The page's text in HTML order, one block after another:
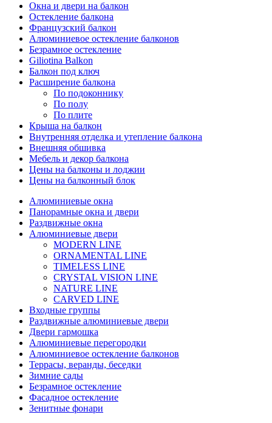
Окна и двери на балкон
Остекление балкона
Французский балкон
Алюминиевое остекление балконов
Безрамное остекление
Giliotina Balkon
Балкон под ключ
Расширение балкона
По подоконнику
По полу
По плите
Крыша на балкон
Внутренняя отделка и утепление балкона
Внешняя обшивка
Мебель и декор балкона
Цены на балконы и лоджии
Цены на балконный блок
Алюминиевые окна
Панорамные окна и двери
Раздвижные окна
Алюминиевые двери
MODERN LINE
ORNAMENTAL LINE
TIMELESS LINE
CRYSTAL VISION LINE
NATURE LINE
CARVED LINE
Входные группы
Раздвижные алюминиевые двери
Двери гармошка
Алюминиевые перегородки
Алюминиевое остекление балконов
Террасы, веранды, беседки
Зимние сады
Безрамное остекление
Фасадное остекление
Зенитные фонари